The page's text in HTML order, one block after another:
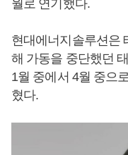
월로 연기했다.
현대에너지솔루션은
해 가동을 중단했던
1월 중에서 4월 중으
혔다.